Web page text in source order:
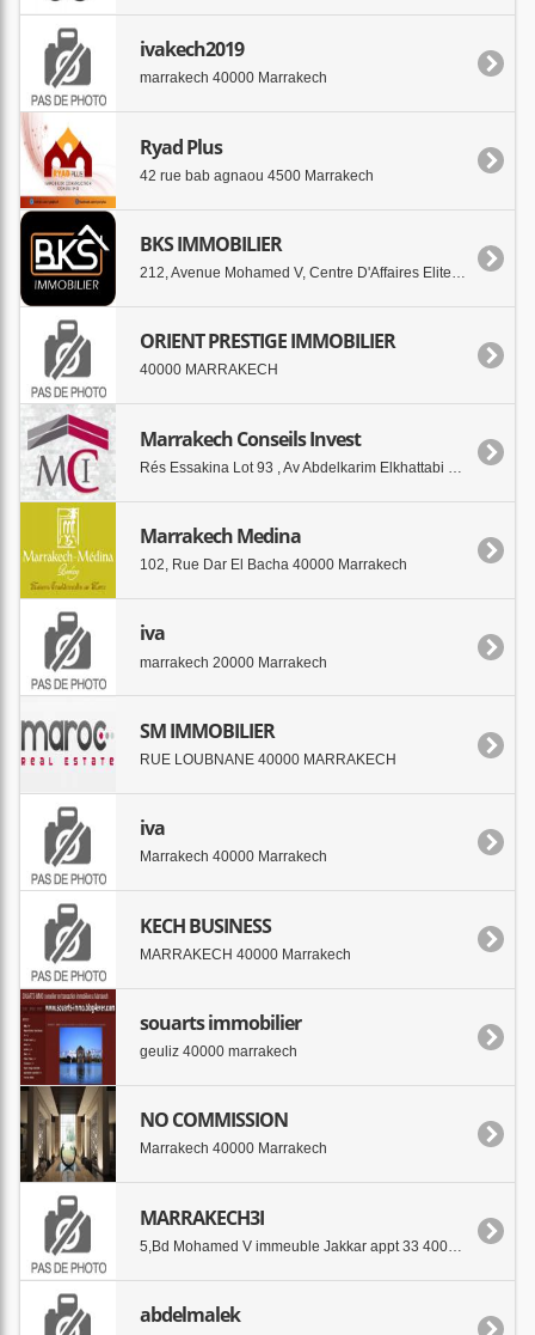
ivakech2019
marrakech 40000 Marrakech
Ryad Plus
42 rue bab agnaou 4500 Marrakech
BKS IMMOBILIER
212, Avenue Mohamed V, Centre D'Affaires Elite 4000 Marrakech
ORIENT PRESTIGE IMMOBILIER
40000 MARRAKECH
Marrakech Conseils Invest
Rés Essakina Lot 93 , Av Abdelkarim Elkhattabi 40000 marrakech
Marrakech Medina
102, Rue Dar El Bacha 40000 Marrakech
iva
marrakech 20000 Marrakech
SM IMMOBILIER
RUE LOUBNANE 40000 MARRAKECH
iva
Marrakech 40000 Marrakech
KECH BUSINESS
MARRAKECH 40000 Marrakech
souarts immobilier
geuliz 40000 marrakech
NO COMMISSION
Marrakech 40000 Marrakech
MARRAKECH3I
5,Bd Mohamed V immeuble Jakkar appt 33 40000 MARRAKECH
abdelmalek